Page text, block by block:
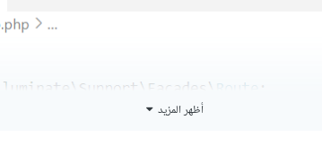
أظهر المزيد